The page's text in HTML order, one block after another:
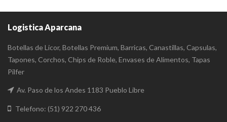
Logistica Aparcana
Botellas de Licor, Botellas Premium, Barricas, Canastillas, Capsulas,
Tapones, Corchos, Chips de Roble, Envases de Alimentos, Tapas
Pilfer
Av. Paso de los Andes 1183 Pueblo Libre
Telefono: (51) 922 270 436